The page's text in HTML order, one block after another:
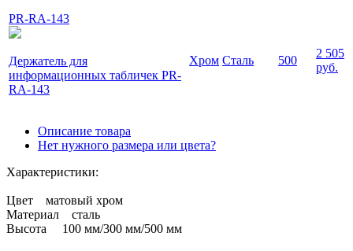
PR-RA-143
Держатель для
информационных табличек PR-
RA-143
Хром Сталь 500
2 505
руб.
Описание товара
Нет нужного размера или цвета?
Характеристики:
Цвет матовый хром
Материал сталь
Высота 100 мм/300 мм/500 мм